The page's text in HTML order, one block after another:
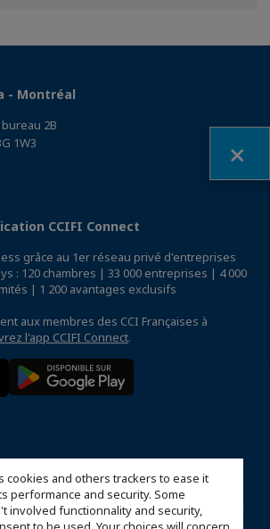
cookies and others trackers to ease it
performance and security. Some
involved functionnality and security,
- Montréal
2B
1W3
CCIFI Connect
grâce au 1er réseau privé d'entreprises
: 120 chambres | 33 000 entreprises | 4 000
| 1 200 avantages exclusifs
aux membres des CCI Françaises à
l'app CCIFI Connect.